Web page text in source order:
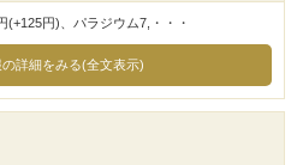
円)、パラジウム7,・・・
詳細をみる(全文表示)